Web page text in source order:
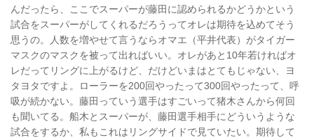
んだったら、ここでスーパーが藤田に認められるかどうかという
試合をスーパーがしてくれるだろうってオレは期待を込めてそう
思うの。人数を増やせて言うならオマエ（平井代表）がタイガー
マスクのマスクを被って出ればいい。オレがあと10年若ければオ
レだってリングに上がるけど、だけどいまはとてもじゃない、ヨ
タヨタですよ。ローラーを200回やったって300回やったって、呼
吸が続かない。藤田っていう選手はすごいって猪木さんから何回
も聞いてる。船木とスーパーが、藤田選手相手にどういうような
試合をするか、私もこれはリングサイドで見ていたい。期待して